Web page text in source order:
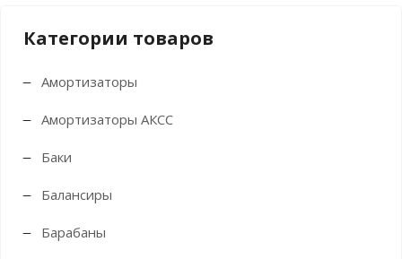
Категории товаров
Амортизаторы
Амортизаторы АКСС
Баки
Балансиры
Барабаны